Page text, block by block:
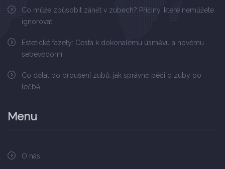
Co může způsobit zánět v zubech? Příčiny, které nemůžete
ignorovat
Estetické fazety: Cesta k dokonalému úsměvu a novému
sebevědomí
Co dělat po broušení zubů: jak správně péči o zuby po
léčbě
Menu
O nás